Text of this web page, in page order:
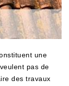
une
pas de
des travaux